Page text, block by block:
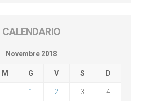
CALENDARIO
Novembre 2018
M G V S D
1 2 3 4